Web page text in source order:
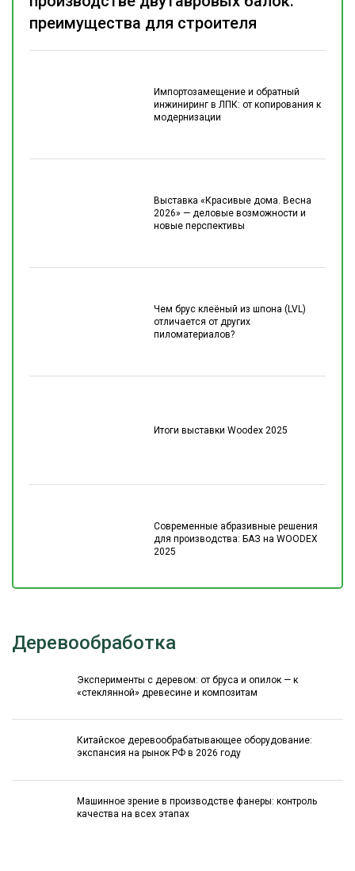
Импортозамещение и обратный
инжиниринг в ЛПК: от копирования к
модернизации
Выставка «Красивые дома. Весна
2026» — деловые возможности и
новые перспективы
Чем брус клеёный из шпона (LVL)
отличается от других
пиломатериалов?
Итоги выставки Woodex 2025
Современные абразивные решения
для производства: БАЗ на WOODEX
2025
преимущества для строителя
Деревообработка
Эксперименты с деревом: от бруса и опилок — к
«стеклянной» древесине и композитам
Китайское деревообрабатывающее оборудование:
экспансия на рынок РФ в 2026 году
Машинное зрение в производстве фанеры: контроль
качества на всех этапах